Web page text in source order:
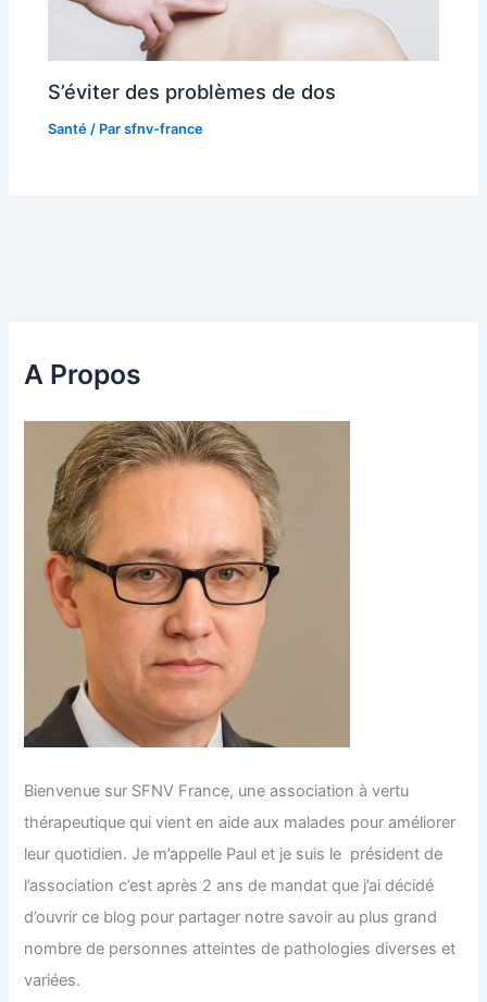
S’éviter des problèmes de dos
Santé / Parsfnv-france
A Propos
Bienvenue sur SFNV France, une association à vertu
thérapeutique qui vient en aide aux malades pour améliorer
leur quotidien. Je m’appelle Paul et je suis le président de
l’association c’est après 2 ans de mandat que j’ai décidé
d’ouvrir ce blog pour partager notre savoir au plus grand
nombre de personnes atteintes de pathologies diverses et
variées.